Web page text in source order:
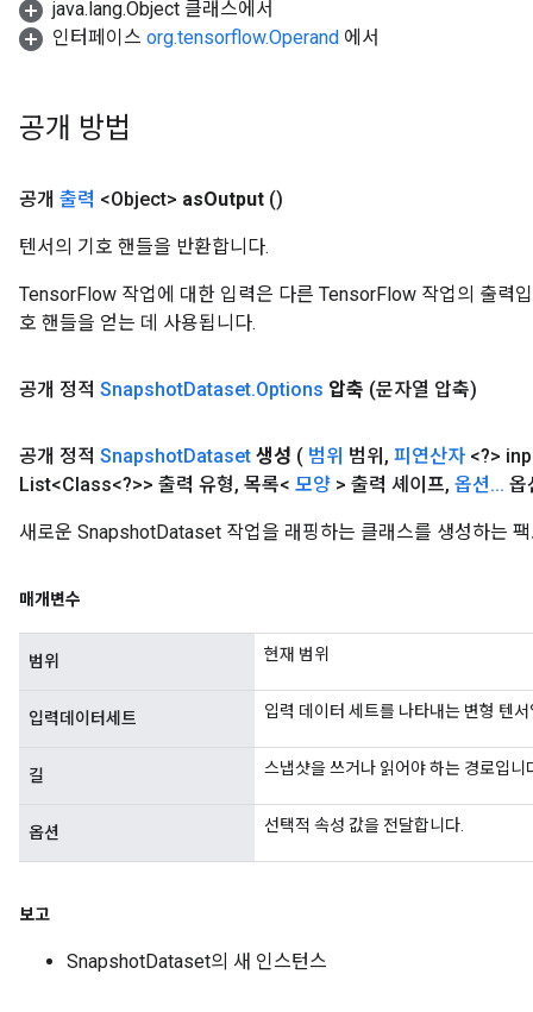
java.lang.Object 클래스에서
인터페이스 org.tensorflow.Operand 에서
공개 방법
공개 출력 <Object> asOutput ()
텐서의 기호 핸들을 반환합니다.
TensorFlow 작업에 대한 입력은 다른 TensorFlow 작업의 출력
호 핸들을 얻는 데 사용됩니다.
공개 정적 SnapshotDataset.Options 압축 (문자열 압축)
공개 정적 SnapshotDataset 생성 ( 범위 범위 , 피연산자 <?>
List<Class<?>> 출력 유형, 목록< 모양 > 출력 셰이프, 옵션... 옵
새로운 SnapshotDataset 작업을 래핑하는 클래스를 생성하는
매개변수
범위 현재 범위
입력데이터세트 입력 데이터 세트를 나타내는 변형 텐
길 스냅샷을 쓰거나 읽어야 하는 경로입니
옵션 선택적 속성 값을 전달합니다.
보고
SnapshotDataset의 새 인스턴스